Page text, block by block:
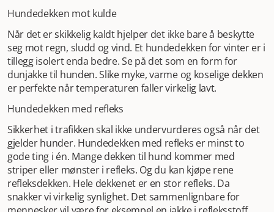
Hundedekken mot kulde
Når det er skikkelig kaldt hjelper det ikke bare å beskytte
seg mot regn, sludd og vind. Et hundedekken for vinter er i
tillegg isolert enda bedre. Se på det som en form for
dunjakke til hunden. Slike myke, varme og koselige dekken
er perfekte når temperaturen faller virkelig lavt.
Hundedekken med refleks
Sikkerhet i trafikken skal ikke undervurderes også når det
gjelder hunder. Hundedekken med refleks er minst to
gode ting i én. Mange dekken til hund kommer med
striper eller mønster i refleks. Og du kan kjøpe rene
refleksdekken. Hele dekkenet er en stor refleks. Da
snakker vi virkelig synlighet. Det sammenlignbare for